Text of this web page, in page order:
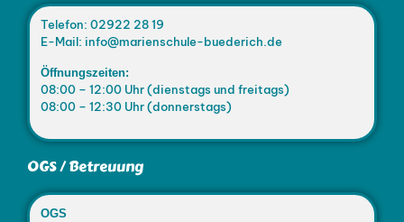
Telefon: 02922 28 19
E-Mail: info@marienschule-buederich.de
Öffnungszeiten:
08:00 – 12:00 Uhr (dienstags und freitags)
08:00 – 12:30 Uhr (donnerstags)
OGS / Betreuung
OGS